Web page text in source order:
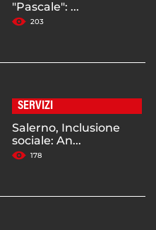
"Pascale": ...
203
SERVIZI
Salerno, Inclusione
sociale: An...
178